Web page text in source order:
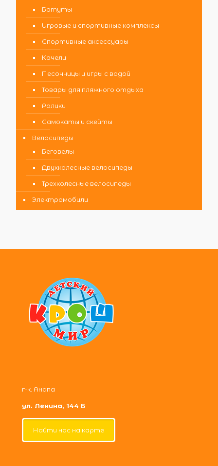
Батуты
Игровые и спортивные комплексы
Спортивные аксессуары
Качели
Песочницы и игры с водой
Товары для пляжного отдыха
Ролики
Самокаты и скейты
Велосипеды
Беговелы
Двухколесные велосипеды
Трехколесные велосипеды
Электромобили
г-к. Анапа
ул. Ленина, 144 Б
Найти нас на карте